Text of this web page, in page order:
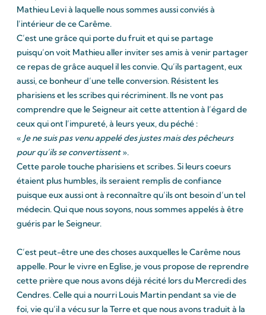
Mathieu Levi à laquelle nous sommes aussi conviés à
l’intérieur de ce Carême.
C’est une grâce qui porte du fruit et qui se partage
puisqu’on voit Mathieu aller inviter ses amis à venir partager
ce repas de grâce auquel il les convie. Qu’ils partagent, eux
aussi, ce bonheur d’une telle conversion. Résistent les
pharisiens et les scribes qui récriminent. Ils ne vont pas
comprendre que le Seigneur ait cette attention à l’égard de
ceux qui ont l’impureté, à leurs yeux, du péché :
« Je ne suis pas venu appelé des justes mais des pêcheurs
pour qu’ils se convertissent».
Cette parole touche pharisiens et scribes. Si leurs coeurs
étaient plus humbles, ils seraient remplis de confiance
puisque eux aussi ont à reconnaître qu’ils ont besoin d’un tel
médecin. Qui que nous soyons, nous sommes appelés à être
guéris par le Seigneur.
C’est peut-être une des choses auxquelles le Carême nous
appelle. Pour le vivre en Eglise, je vous propose de reprendre
cette prière que nous avons déjà récité lors du Mercredi des
Cendres. Celle qui a nourri Louis Martin pendant sa vie de
foi, vie qu’il a vécu sur la Terre et que nous avons traduit à la